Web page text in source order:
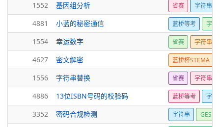
1552 基因组分析 省赛 字符串
4881 小蓝的秘密通信 蓝桥等考 字符
1554 幸运数字 省赛 字符串
4627 密文解密 蓝桥杯STEMA
1556 字符串替换 省赛 字符串
4886 13位ISBN号码的校验码 蓝桥等考 字符
3352 密码合规检测 字符串 GESP